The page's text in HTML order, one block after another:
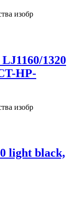
изобр
1320
HP-
изобр
light black,